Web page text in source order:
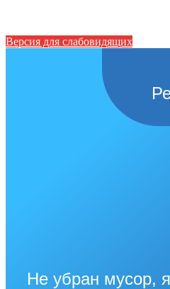
Версия для слабовидящих
Не убран мусор,